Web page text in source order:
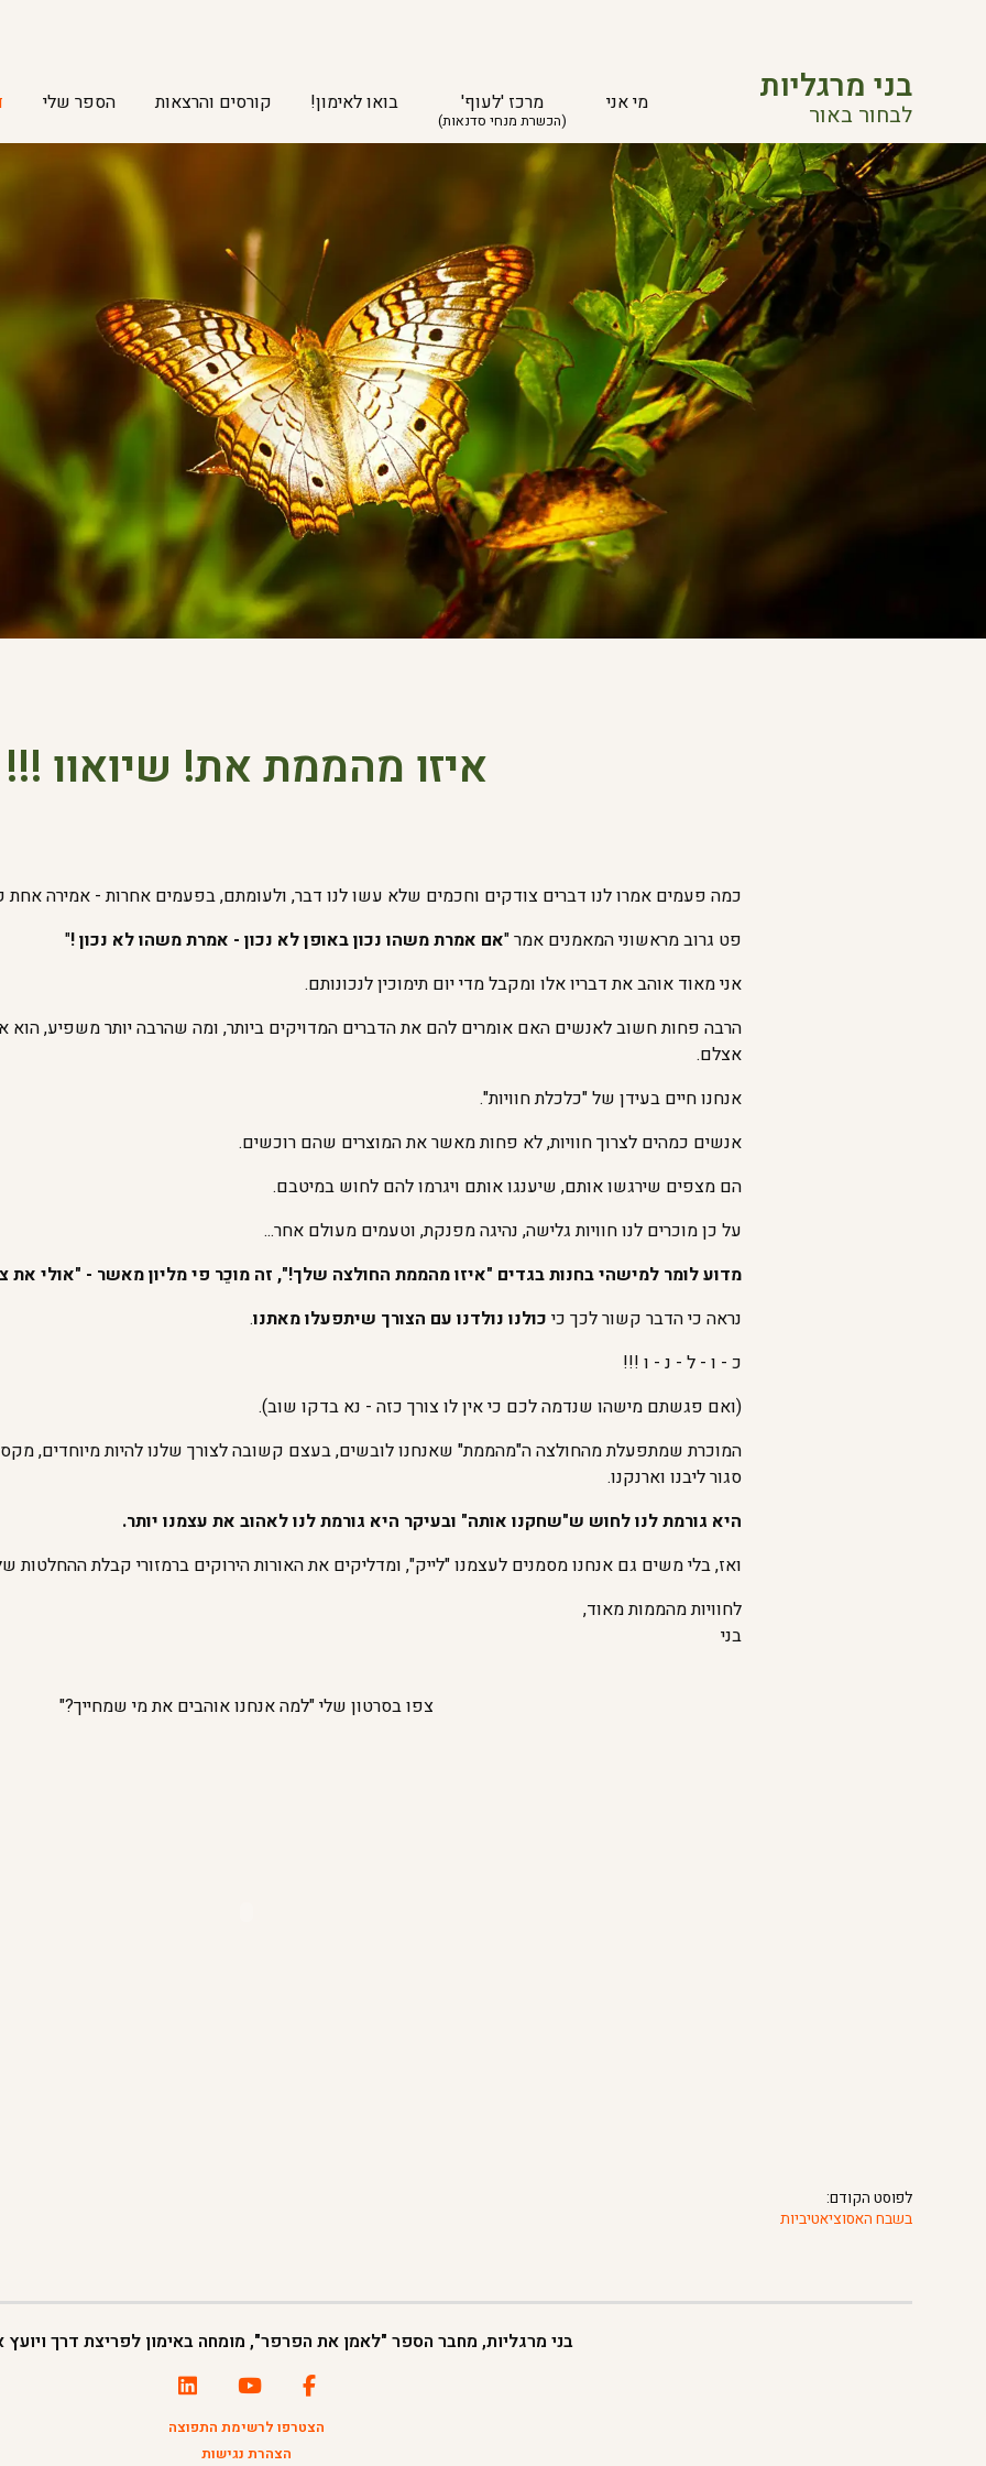
בני מרגליות
לבחור באור מי אני מרכז 'לעוף'
(הכשרת מנחי סדנאות)
בואו לאימון! קורסים והרצאות הספר שלי
איזו מהממת את! שיואוו !!!
כמה פעמים אמרו לנו דברים צודקים וחכמים שלא עשו לנו דבר, ולעומתם, בפעמים אחרות - אמירה אחת
פט גרוב מראשוני המאמנים אמר "אם אמרת משהו נכון באופן לא נכון - אמרת משהו לא נכון !"
אני מאוד אוהב את דבריו אלו ומקבל מדי יום תימוכין לנכונותם.
הרבה פחות חשוב לאנשים האם אומרים להם את הדברים המדויקים ביותר, ומה שהרבה יותר משפיע,
אצלם.
אנחנו חיים בעידן של "כלכלת חוויות".
אנשים כמהים לצרוך חוויות, לא פחות מאשר את המוצרים שהם רוכשים.
הם מצפים שירגשו אותם, שיענגו אותם ויגרמו להם לחוש במיטבם.
על כן מוכרים לנו חוויות גלישה, נהיגה מפנקת, וטעמים מעולם אחר...
מדוע לומר למישהי בחנות בגדים "איזו מהממת החולצה שלך!", זה מוכֵר פי מליון מאשר - "אולי את
נראה כי הדבר קשור לכך כי כולנו נולדנו עם הצורך שיתפעלו מאתנו.
כ - ו - ל - נ - ו !!!
(ואם פגשתם מישהו שנדמה לכם כי אין לו צורך כזה - נא בדקו שוב).
המוכרת שמתפעלת מהחולצה ה"מהממת" שאנחנו לובשים, בעצם קשובה לצורך שלנו להיות מיוחדים,
סגור ליבנו וארנקנו.
היא גורמת לנו לחוש ש"שחקנו אותה" ובעיקר היא גורמת לנו לאהוב את עצמנו יותר.
ואז, בלי משים גם אנחנו מסמנים לעצמנו "לייק", ומדליקים את האורות הירוקים ברמזורי קבלת ההחלטות
לחוויות מהממות מאוד,
בני
צפו בסרטון שלי "למה אנחנו אוהבים את מי שמחייך?"
לפוסט הקודם:
בשבח האסוציאטיביות
בני מרגליות, מחבר הספר "לאמן את הפרפר", מומחה באימון לפריצת דרך ויועץ
הצטרפו לרשימת התפוצה
הצהרת נגישות